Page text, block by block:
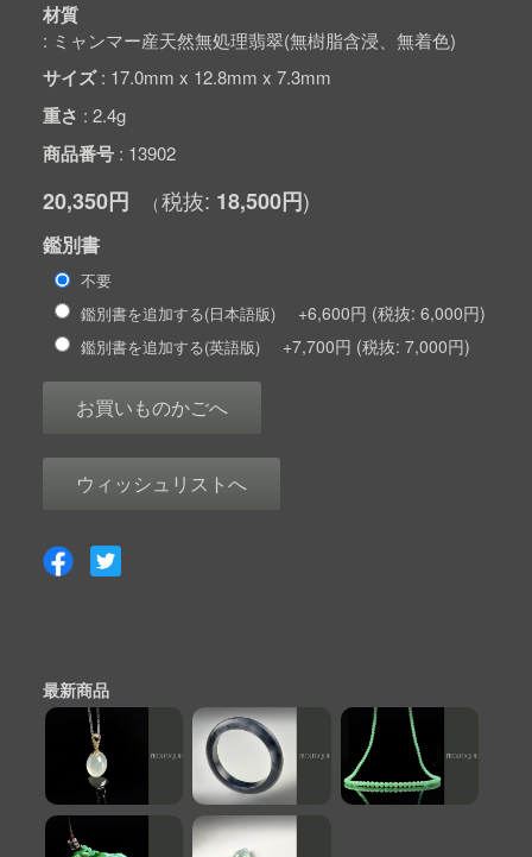
材質
ミャンマー産天然無処理翡翠(無樹脂含浸、無着色)
サイズ 17.0mm x 12.8mm x 7.3mm
重さ 2.4g
商品番号 13902
20,350円 18,500円
鑑別書
不要
鑑別書を追加する(日本語版)
+6,600円 6,000円
鑑別書を追加する(英語版) +7,700円 7,000円
お買いものかごへ
ウィッシュリストへ
最新商品